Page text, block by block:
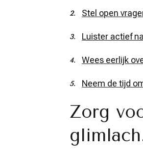
Stel open
Luister actief
Wees eerlijk
Neem de tijd
Zorg